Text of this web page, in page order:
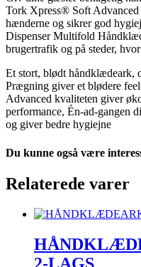
Tork Xpress® Soft
hænderne og sikrer god
Dispenser Multifold
brugertrafik og på steder,
Et stort, blødt håndklædeark,
Prægning giver et blødere
Advanced kvaliteten giver
performance, Én-ad-gangen
og giver bedre hygiejne
Du kunne også være
Relaterede varer
2-LAGS